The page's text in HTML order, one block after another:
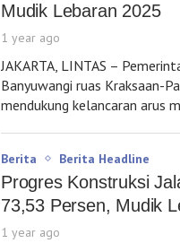
Mudik Lebaran 2025
1 year ago
JAKARTA, LINTAS –
Banyuwangi ruas Kraksaan-
mendukung kelancaran arus
Berita Berita Headline
Progres Konstruksi
73,53 Persen, Mudik
1 year ago